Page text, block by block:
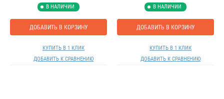
В НАЛИЧИИ
ДОБАВИТЬ В КОРЗИНУ
КУПИТЬ В 1 КЛИК
ДОБАВИТЬ К СРАВНЕНИЮ
В НАЛИЧИИ
ДОБАВИТЬ В КОРЗИНУ
КУПИТЬ В 1 КЛИК
ДОБАВИТЬ К СРАВНЕНИЮ